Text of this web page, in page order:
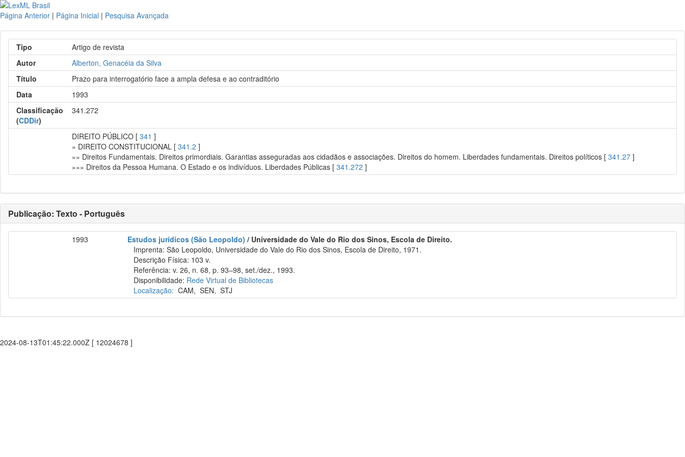
Página Anterior | Página Inicial | Pesquisa Avançada
Tipo
Artigo de revista
Autor
Alberton, Genacéia da Silva
Título
Prazo para interrogatório face a ampla defesa e ao contraditório
Data
1993
Classificação
(CDDir)
341.272
DIREITO PÚBLICO [341 ]
» DIREITO CONSTITUCIONAL [341.2 ]
»» Direitos Fundamentais. Direitos primordiais. Garantias asseguradas aos cidadãos e associações. Direitos do homem. Liberdades fundamentais. Direitos políticos [341.27 ]
»»» Direitos da Pessoa Humana. O Estado e os indivíduos. Liberdades Públicas [341.272 ]
Publicação: Texto - Português
1993 Estudos jurídicos (São Leopoldo) / Universidade do Vale do Rio dos Sinos, Escola de Direito.
Imprenta: São Leopoldo, Universidade do Vale do Rio dos Sinos, Escola de Direito, 1971.
Descrição Física: 103 v.
Referência: v. 26, n. 68, p. 93–98, set./dez., 1993.
Disponibilidade: Rede Virtual de Bibliotecas
Localização: CAM,SEN,STJ
2024-08-13T01:45:22.000Z [ 12024678 ]